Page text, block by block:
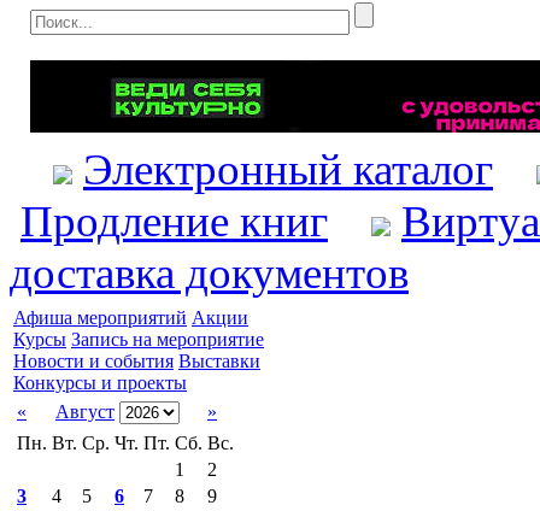
Электронный каталог
Продление книг
доставка документов
Афиша мероприятий Акции
Курсы Запись на мероприятие
Новости и события Выставки
Конкурсы и проекты
«
Август
»
Пн. Вт. Ср. Чт. Пт. Сб. Вс.
1
2
3
4 5 6 7 8
9